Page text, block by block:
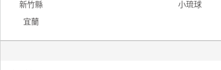
新竹縣 小琉球
宜蘭